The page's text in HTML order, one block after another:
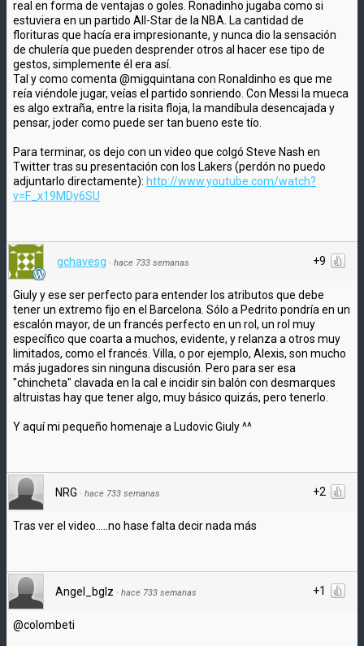
real en forma de ventajas o goles. Ronadinho jugaba como si
estuviera en un partido All-Star de la NBA. La cantidad de
florituras que hacía era impresionante, y nunca dio la sensación
de chulería que pueden desprender otros al hacer ese tipo de
gestos, simplemente él era así.
Tal y como comenta @migquintana con Ronaldinho es que me
reía viéndole jugar, veías el partido sonriendo. Con Messi la mueca
es algo extraña, entre la risita floja, la mandíbula desencajada y
pensar, joder como puede ser tan bueno este tío.
Para terminar, os dejo con un video que colgó Steve Nash en
Twitter tras su presentación con los Lakers (perdón no puedo
adjuntarlo directamente): http://www.youtube.com/watch?
v=F_x19MDy6SU
+9
gchavesg · hace 733 semanas
Giuly y ese ser perfecto para entender los atributos que debe
tener un extremo fijo en el Barcelona. Sólo a Pedrito pondría en un
escalón mayor, de un francés perfecto en un rol, un rol muy
específico que coarta a muchos, evidente, y relanza a otros muy
limitados, como el francés. Villa, o por ejemplo, Alexis, son mucho
más jugadores sin ninguna discusión. Pero para ser esa
"chincheta" clavada en la cal e incidir sin balón con desmarques
altruistas hay que tener algo, muy básico quizás, pero tenerlo.
Y aquí mi pequeño homenaje a Ludovic Giuly ^^
+2
NRG · hace 733 semanas
Tras ver el video.....no hase falta decir nada más
+1
Angel_bglz · hace 733 semanas
@colombeti